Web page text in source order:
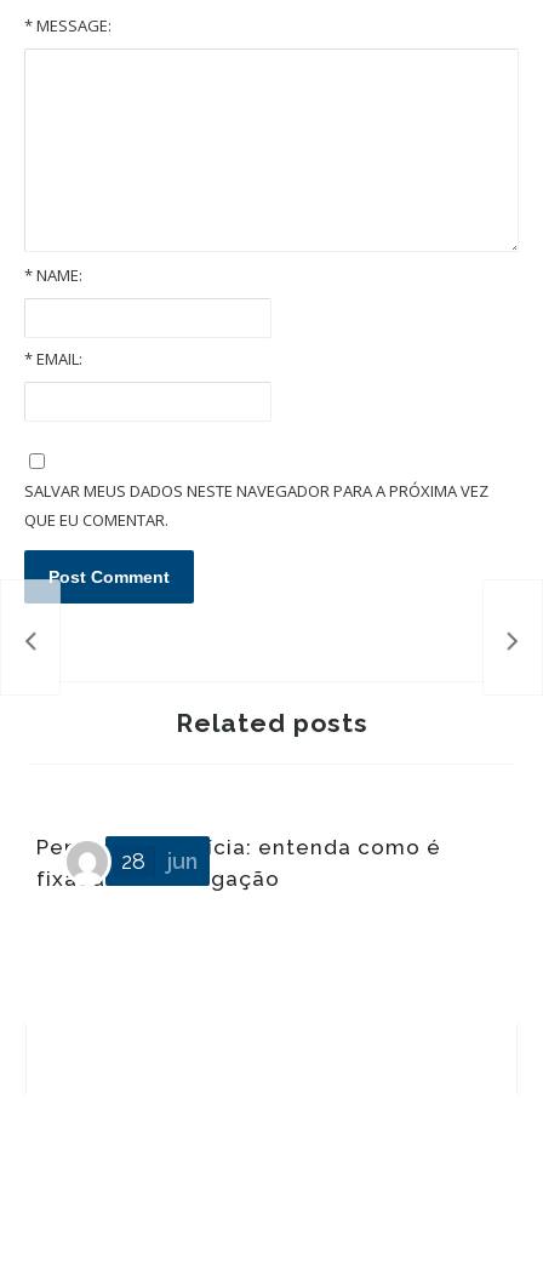
* MESSAGE:
*NAME:
*EMAIL:
SALVAR MEUS DADOS NESTE NAVEGADOR PARA A PRÓXIMA VEZ
QUE EU COMENTAR.
Related posts
Pensão alimentícia: entenda como é
fixada essa obrigação
28 jun